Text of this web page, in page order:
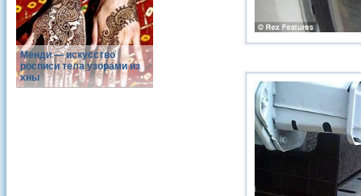
Менди — искусство
росписи тела узорами из
хны